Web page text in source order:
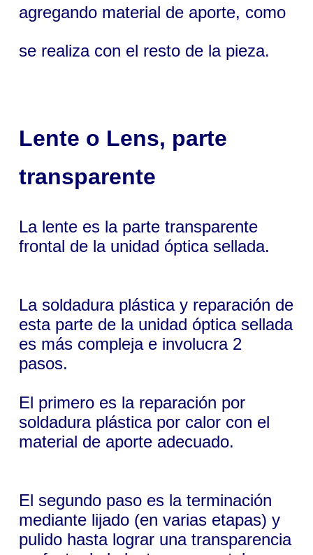
agregando material de aporte, como
se realiza con el resto de la pieza.
Lente o Lens, parte
transparente
La lente es la parte transparente
frontal de la unidad óptica sellada.
La soldadura plástica y reparación de
esta parte de la unidad óptica sellada
es más compleja e involucra 2
pasos.
El primero es la reparación por
soldadura plástica por calor con el
material de aporte adecuado.
El segundo paso es la terminación
mediante lijado (en varias etapas) y
pulido hasta lograr una transparencia